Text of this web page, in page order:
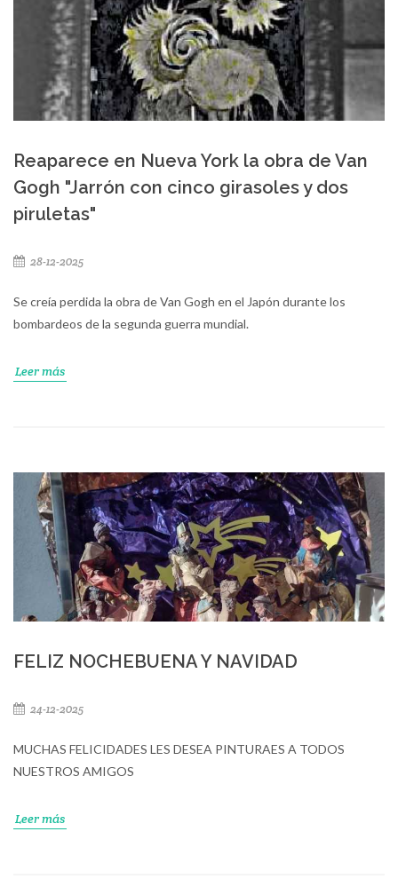
Reaparece en Nueva York la obra de Van
Gogh "Jarrón con cinco girasoles y dos
piruletas"
28-12-2025
Se creía perdida la obra de Van Gogh en el Japón durante los
bombardeos de la segunda guerra mundial.
Leer más
FELIZ NOCHEBUENA Y NAVIDAD
24-12-2025
MUCHAS FELICIDADES LES DESEA PINTURAES A TODOS
NUESTROS AMIGOS
Leer más